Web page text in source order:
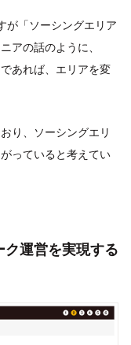
が「ソーシングエリア
アの話のように、
あれば、エリアを変
り、ソーシングエリ
っていると考えてい
運営を実現する